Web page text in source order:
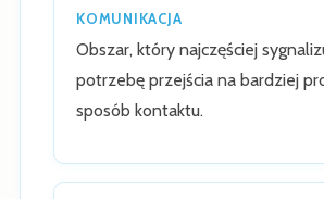
KOMUNIKACJA
Obszar, który najczęściej
potrzebę przejścia na bardziej
sposób kontaktu.